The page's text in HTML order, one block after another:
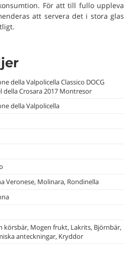
För att till fullo uppleva
att servera det i stora glas
della Valpolicella Classico DOCG
della Crosara 2017 Montresor
della Valpolicella
Veronese, Molinara, Rondinella
körsbär, Mogen frukt, Lakrits, Björnbär,
anteckningar, Kryddor